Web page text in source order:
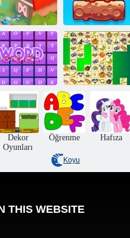
2020! Yeniden
yüklenmiş
Karışık Dünya:
Hafta Sonu
Kelime Ezmek Kris Mahjong
Dekor
Oyunları
Öğrenme Hafıza
Koyu